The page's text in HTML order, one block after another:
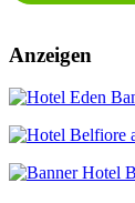
Anzeigen